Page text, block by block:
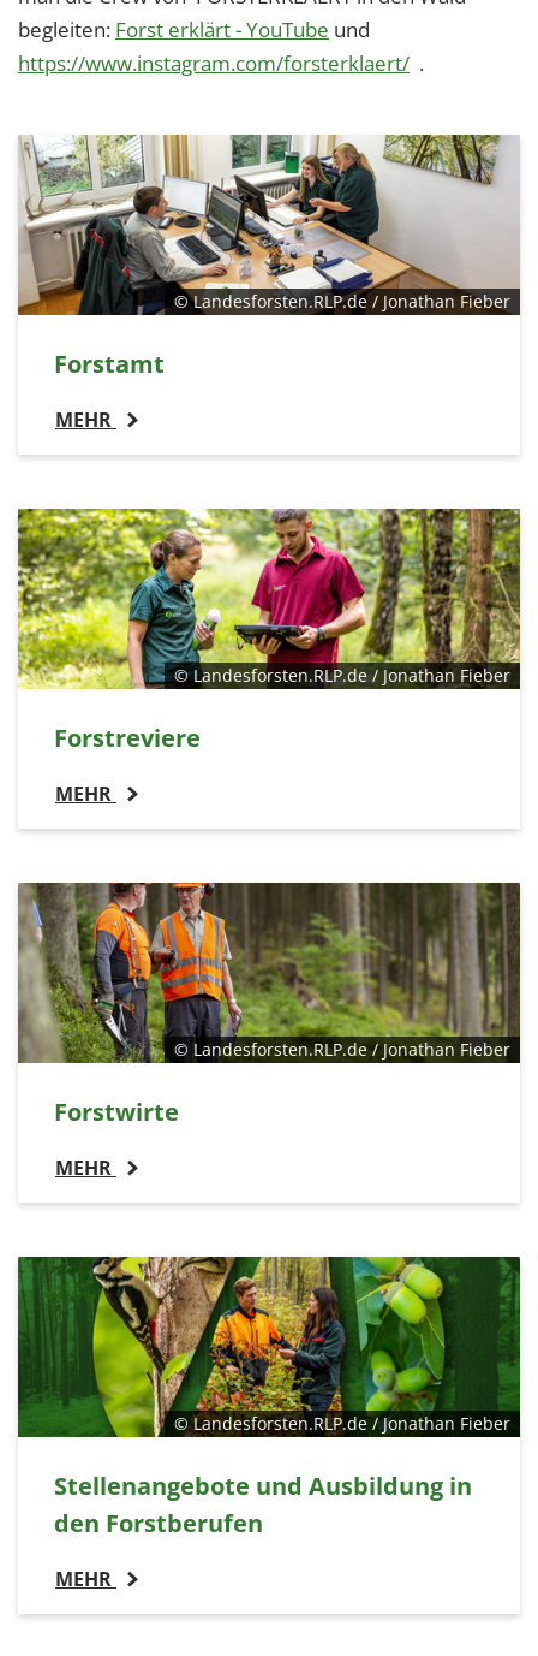
begleiten: Forst erklärt - YouTube und
https://www.instagram.com/forsterklaert/ .
© Landesforsten.RLP.de / Jonathan Fieber
Forstamt
MEHR
© Landesforsten.RLP.de / Jonathan Fieber
Forstreviere
MEHR
© Landesforsten.RLP.de / Jonathan Fieber
Forstwirte
MEHR
© Landesforsten.RLP.de / Jonathan Fieber
Stellenangebote und Ausbildung in
den Forstberufen
MEHR